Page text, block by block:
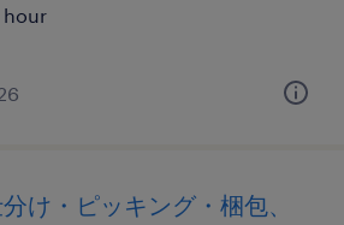
hour
け・ピッキング・梱包、